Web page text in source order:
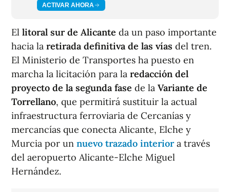
ACTIVAR AHORA
El litoral sur de Alicante da un paso importante
hacia la retirada definitiva de las vías del tren.
El Ministerio de Transportes ha puesto en
marcha la licitación para la redacción del
proyecto de la segunda fase de la Variante de
Torrellano, que permitirá sustituir la actual
infraestructura ferroviaria de Cercanías y
mercancías que conecta Alicante, Elche y
Murcia por un nuevo trazado interiora través
del aeropuerto Alicante-Elche Miguel
Hernández.